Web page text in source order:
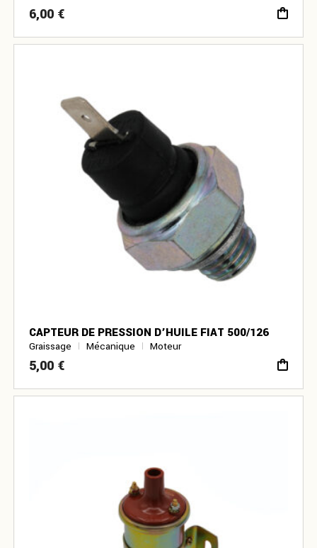
6,00 €
CAPTEUR DE PRESSION D’HUILE FIAT 500/126
Graissage Mécanique Moteur
5,00 €